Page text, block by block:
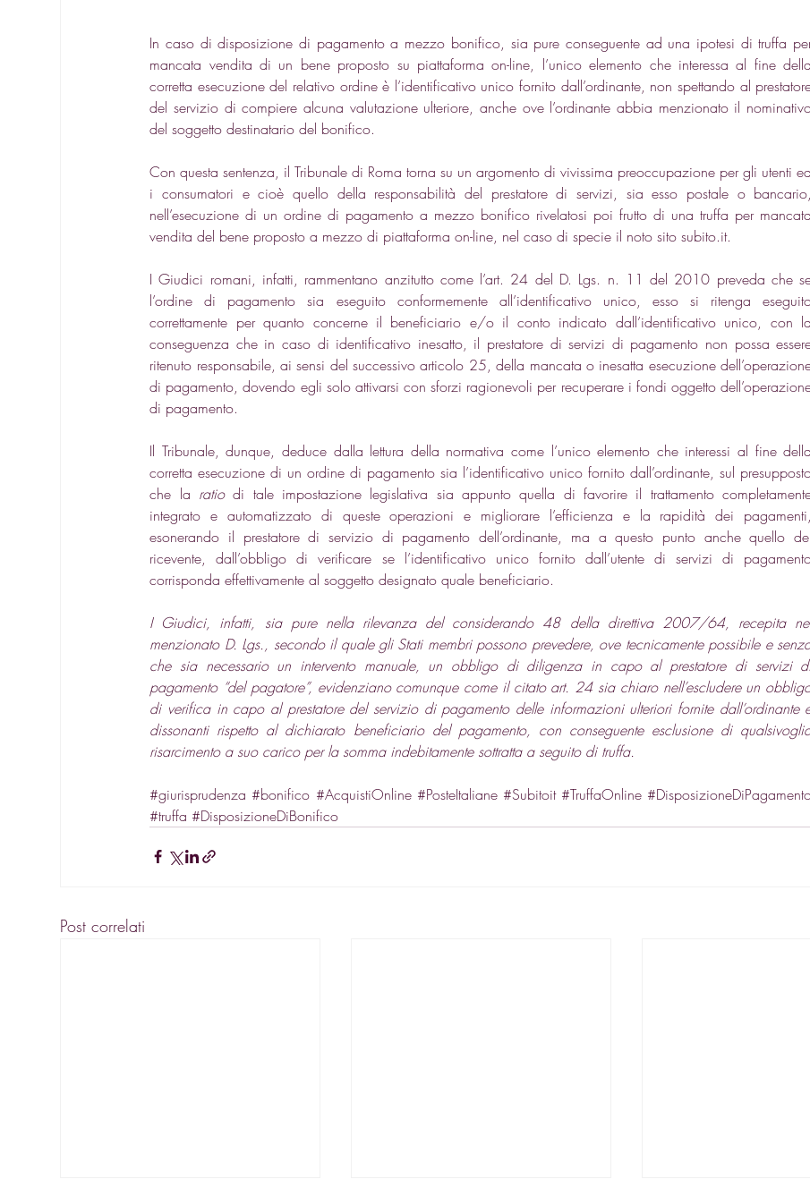
In caso di disposizione di pagamento a mezzo bonifico, sia pure conseguente ad una ipotesi di truffa
mancata vendita di un bene proposto su piattaforma on-line, l’unico elemento che interessa al fine della
corretta esecuzione del relativo ordine è l’identificativo unico fornito dall’ordinante, non spettando al
del servizio di compiere alcuna valutazione ulteriore, anche ove l’ordinante abbia menzionato il
del soggetto destinatario del bonifico.
Con questa sentenza, il Tribunale di Roma torna su un argomento di vivissima preoccupazione per gli utenti ed
i consumatori e cioè quello della responsabilità del prestatore di servizi, sia esso postale o bancario,
nell’esecuzione di un ordine di pagamento a mezzo bonifico rivelatosi poi frutto di una truffa per mancata
vendita del bene proposto a mezzo di piattaforma on-line, nel caso di specie il noto sito subito.it.
I Giudici romani, infatti, rammentano anzitutto come l’art. 24 del D. Lgs. n. 11 del 2010 preveda che
l’ordine di pagamento sia eseguito conformemente all’identificativo unico, esso si ritenga
correttamente per quanto concerne il beneficiario e/o il conto indicato dall’identificativo unico, con la
conseguenza che in caso di identificativo inesatto, il prestatore di servizi di pagamento non possa
ritenuto responsabile, ai sensi del successivo articolo 25, della mancata o inesatta esecuzione
di pagamento, dovendo egli solo attivarsi con sforzi ragionevoli per recuperare i fondi oggetto
di pagamento.
Il Tribunale, dunque, deduce dalla lettura della normativa come l’unico elemento che interessi al fine della
corretta esecuzione di un ordine di pagamento sia l’identificativo unico fornito dall’ordinante, sul
che la ratio di tale impostazione legislativa sia appunto quella di favorire il trattamento
integrato e automatizzato di queste operazioni e migliorare l’efficienza e la rapidità dei pagamenti,
esonerando il prestatore di servizio di pagamento dell’ordinante, ma a questo punto anche quello del
ricevente, dall’obbligo di verificare se l’identificativo unico fornito dall’utente di servizi di
corrisponda effettivamente al soggetto designato quale beneficiario.
I Giudici, infatti, sia pure nella rilevanza del considerando 48 della direttiva 2007/64, recepita
menzionato D. Lgs., secondo il quale gli Stati membri possono prevedere, ove tecnicamente possibile e
che sia necessario un intervento manuale, un obbligo di diligenza in capo al prestatore di servizi
pagamento “del pagatore”, evidenziano comunque come il citato art. 24 sia chiaro nell’escludere un
di verifica in capo al prestatore del servizio di pagamento delle informazioni ulteriori fornite dall’ordinante
dissonanti rispetto al dichiarato beneficiario del pagamento, con conseguente esclusione di
risarcimento a suo carico per la somma indebitamente sottratta a seguito di truffa.
#giurisprudenza #bonifico #AcquistiOnline #PosteItaliane #Subitoit #TruffaOnline
#truffa #DisposizioneDiBonifico
Post correlati